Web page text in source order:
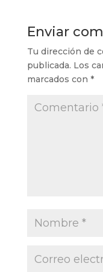
Enviar
Tu dirección de
publicada. Los
marcados con *